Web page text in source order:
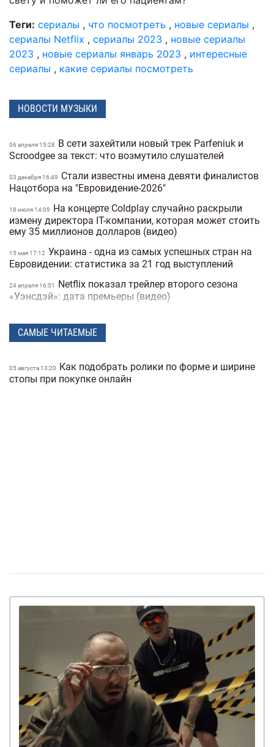
Теги: сериалы , что посмотреть , новые сериалы ,
сериалы Netflix , сериалы 2023 , новые сериалы
2023 , новые сериалы январь 2023 , интересные
сериалы , какие сериалы посмотреть
НОВОСТИ МУЗЫКИ
06 апреля 15:28
В сети захейтили новый трек Parfeniuk и
Scroodgee за текст: что возмутило слушателей
03 декабря 16:49
Стали известны имена девяти финалистов
Нацотбора на "Евровидение-2026"
18 июля 14:09
На концерте Coldplay случайно раскрыли
измену директора IT-компании, которая может стоить
ему 35 миллионов долларов (видео)
15 мая 17:12 Украина - одна из самых успешных стран на
Евровидении: статистика за 21 год выступлений
24 апреля 16:51
Netflix показал трейлер второго сезона
«Уэнсдэй»: дата премьеры (видео)
из самых популярных на Netflix (трейлер)
украинский чарт в Apple Music: музыканты
поддерживают «СВО» (видео)
новогодней рекламы Chanel (видео)
30 октября 16:13 Украинка стала режиссером нового клипа
Леди Гаги (видео)
Linkin Park возвращается с новой
вокалисткой спустя 7 лет после смерти фронтмена
23 августа 17:38 Анонимная певица Klavdia Petrivna впервые
показала свое лицо в новом клипе с группой Tvorchi
(видео)
20 августа 16:20
Первая среди украинских звезд: Светлана
Лобода спела для Грэмми (видео)
САМЫЕ ЧИТАЕМЫЕ
05 августа 13:20
Как подобрать ролики по форме и ширине
стопы при покупке онлайн